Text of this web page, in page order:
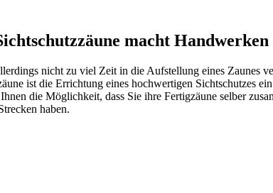
macht Handwerken
nicht zu viel Zeit in die Aufstellung eines Zaunes
ist die Errichtung eines hochwertigen Sichtschutzes
die Möglichkeit, dass Sie ihre Fertigzäune selber
haben.